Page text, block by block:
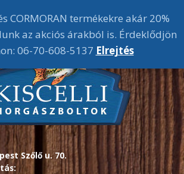
Szőlő u. 70.
CORMORAN termékekre akár 20%
az akciós árakból is. Érdeklődjön
06-70-608-5137 Elrejtés